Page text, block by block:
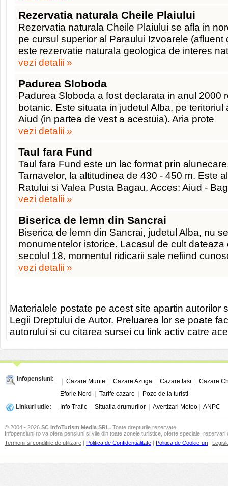
Rezervatia naturala Cheile Plaiului
Rezervatia naturala Cheile Plaiului se afla in
pe cursul superior al Paraului Izvoarele (afluent
este rezervatie naturala geologica de interes
vezi detalii »
Padurea Sloboda
Padurea Sloboda a fost declarata in anul 2000
botanic. Este situata in judetul Alba, pe
Aiud (in partea de vest a acestuia). Aria prote
vezi detalii »
Taul fara Fund
Taul fara Fund este un lac format prin
Tarnavelor, la altitudinea de 430 - 450 m. Este
Ratului si Valea Pusta Bagau. Acces: Aiud -
vezi detalii »
Biserica de lemn din Sancrai
Biserica de lemn din Sancrai, judetul Alba, nu
monumentelor istorice. Lacasul de cult
secolul 18, momentul ridicarii sale nefiind
vezi detalii »
Materialele postate pe acest site apartin autorilor
Legii Dreptului de Autor. Preluarea lor se poate
autorului si cu citarea sursei cu link activ catre
Infopensiuni: Cazare Munte Cazare Azuga Cazare Iasi
Cazare
Eforie Nord
Tarife cazare
Poze de la turisti
Linkuri utile:
Info Trafic Situatia drumurilor Avertizari Meteo ANPC
© 2004 - 2026 SC InfoTurism Media SRL. Toate drepturile rezervate.
Infopensiuni.ro va ofera pensiuni si vile din toate zonele turistice, oferte speciale, rezervari
Termenii si conditiile de utilizare | Politica de Confidentialitate | Politica de Cookie-uri |